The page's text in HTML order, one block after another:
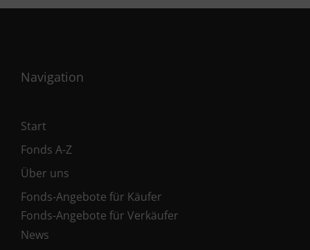
Navigation
Start
Fonds A-Z
Über uns
Fonds-Angebote für Käufer
Fonds-Angebote für Verkäufer
News